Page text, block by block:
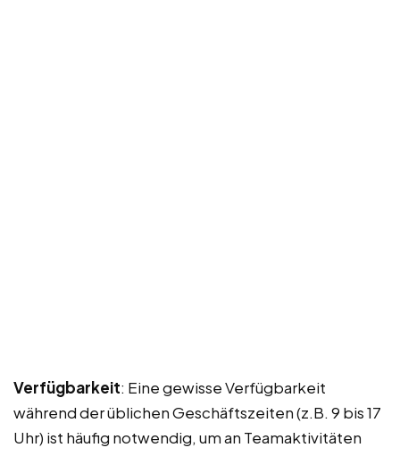
Verfügbarkeit: Eine gewisse Verfügbarkeit
während der üblichen Geschäftszeiten (z.B. 9 bis 17
Uhr) ist häufig notwendig, um an Teamaktivitäten